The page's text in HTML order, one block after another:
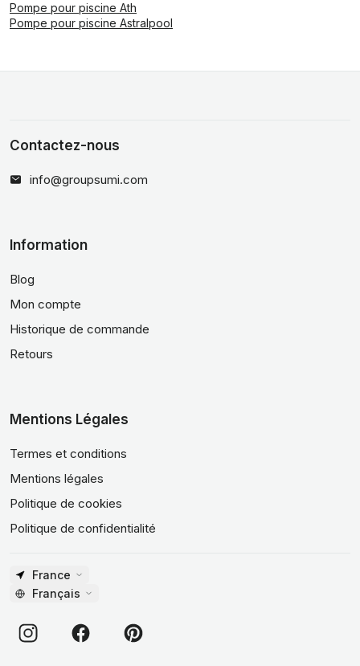
Pompe pour piscine Ath
Pompe pour piscine Astralpool
Contactez-nous
info@groupsumi.com
Information
Blog
Mon compte
Historique de commande
Retours
Mentions Légales
Termes et conditions
Mentions légales
Politique de cookies
Politique de confidentialité
France
Français